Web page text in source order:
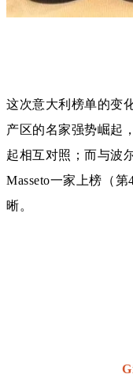
这次意大利榜单的变
产区的名家强势崛起
起相互对照；而与波
Masseto一家上榜（
晰。